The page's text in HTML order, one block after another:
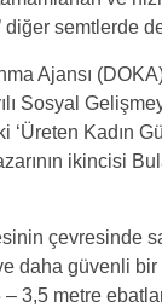
diğer semtlerde
Ajansı
Sosyal
‘Üreten Kadın
ikincisi
çevresinde
daha güvenli bir
3,5 metre